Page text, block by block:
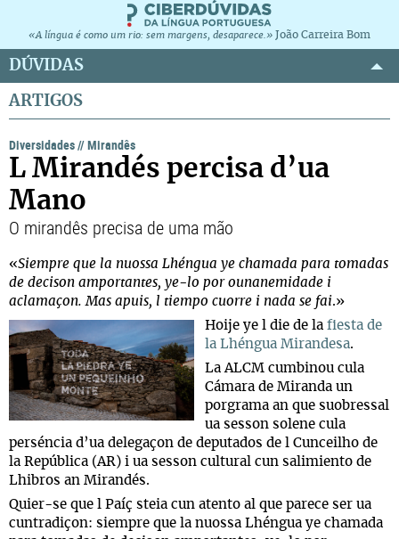
«A língua é como um rio: sem margens, desaparece.» João Carreira Bom
DÚVIDAS
ARTIGOS
Diversidades//Mirandês
L Mirandés percisa d’ua
Mano
O mirandês precisa de uma mão
«Siempre que la nuossa Lhéngua ye chamada para tomadas
de decison amportantes, ye-lo por ounanemidade i
aclamaçon. Mas apuis, l tiempo cuorre i nada se fai.»
Hoije ye l die de la fiesta de
la Lhéngua Mirandesa.
La ALCM cumbinou cula
Cámara de Miranda un
porgrama an que suobressal
ua sesson solene cula
perséncia d’ua delegaçon de deputados de l Cunceilho de
la República (AR) i ua sesson cultural cun salimiento de
Lhibros an Mirandés.
Quier-se que l Paíç steia cun atento al que parece ser ua
cuntradiçon: siempre que la nuossa Lhéngua ye chamada